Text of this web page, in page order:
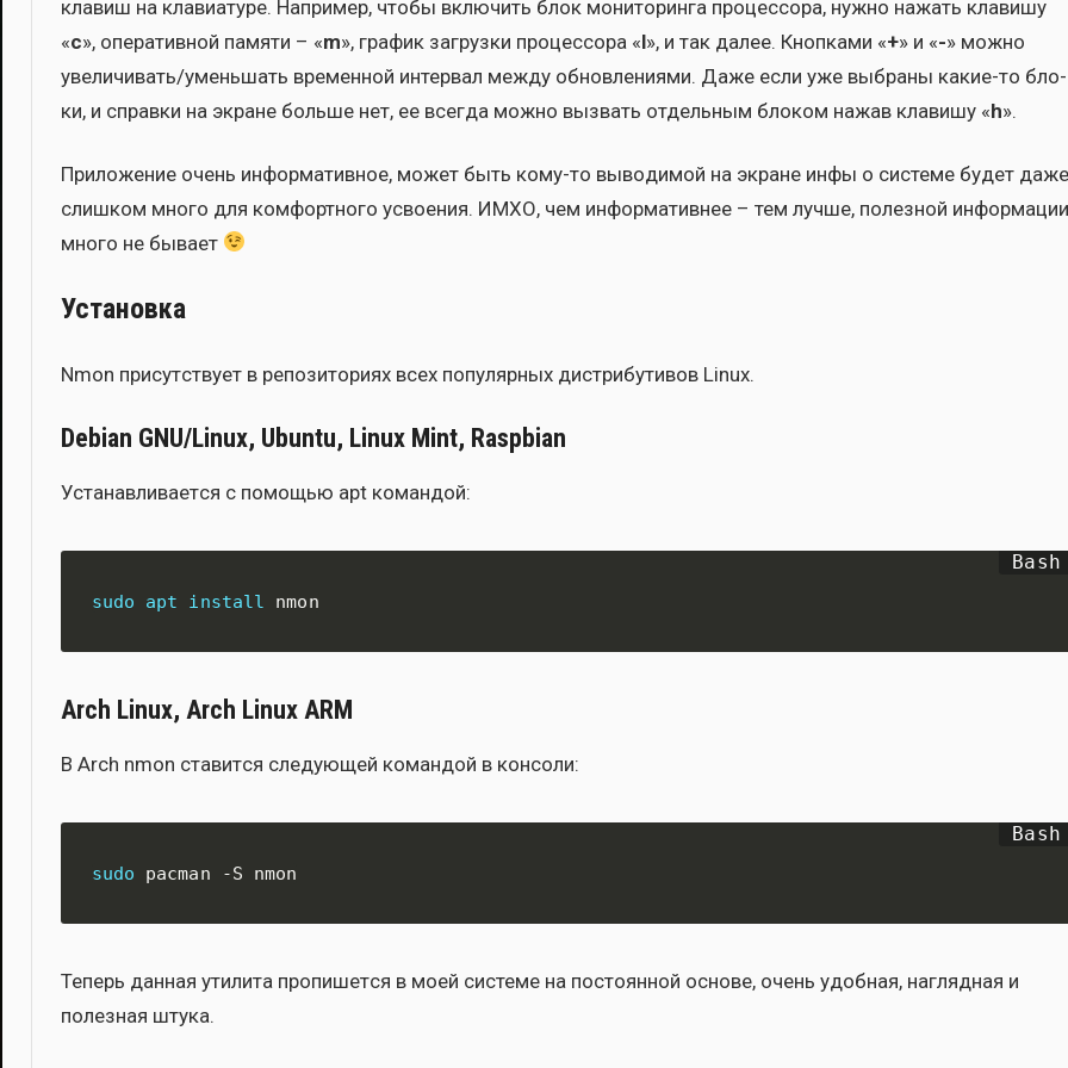
кла­виш на кла­ви­а­ту­ре. Напри­мер, что­бы вклю­чить блок мони­то­рин­га про­цес­со­ра, нуж­но нажать кла­ви­шу
«c», опе­ра­тив­ной памя­ти – «m», гра­фик загруз­ки про­цес­со­ра «l», и так далее. Кноп­ка­ми «+» и «-» мож­но
увеличивать/уменьшать вре­мен­ной интер­вал меж­ду обнов­ле­ни­я­ми. Даже если уже выбра­ны какие-то бло­
ки, и справ­ки на экране боль­ше нет, ее все­гда мож­но вызвать отдель­ным бло­ком нажав кла­ви­шу «h».
При­ло­же­ние очень инфор­ма­тив­ное, может быть кому-то выво­ди­мой на экране инфы о систе­ме будет даже
слиш­ком мно­го для ком­форт­но­го усво­е­ния. ИМХО, чем инфор­ма­тив­нее – тем луч­ше, полез­ной инфор­ма­ции
мно­го не быва­ет
Установка
Nmon при­сут­ству­ет в репо­зи­то­ри­ях всех попу­ляр­ных дис­три­бу­ти­вов Linux.
Debian GNU/Linux, Ubuntu, Linux Mint, Raspbian
Уста­нав­ли­ва­ет­ся с помо­щью apt коман­дой:
sudo apt install nmon
Arch Linux, Arch Linux ARM
В Arch nmon ста­вит­ся сле­ду­ю­щей коман­дой в кон­со­ли:
sudo pacman -S nmon
Теперь дан­ная ути­ли­та про­пи­шет­ся в моей систе­ме на посто­ян­ной осно­ве, очень удоб­ная, нагляд­ная и
полез­ная шту­ка.